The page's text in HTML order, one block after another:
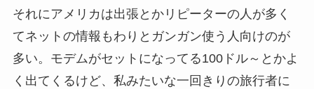
それにアメリカは出張とかリピーターの人が多く
てネットの情報もわりとガンガン使う人向けのが
多い。モデムがセットになってる100ドル～とかよ
く出てくるけど、私みたいな一回きりの旅行者に